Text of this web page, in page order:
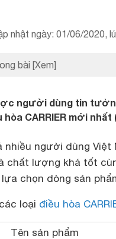
nhật ngày: 01/06/2020,
bài [Xem]
người dùng tin
CARRIER mới nhất
nhiều người dùng
chất lượng khá tốt
chọn dòng sản
loại điều hòa
Tên sản phẩm